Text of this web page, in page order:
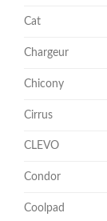
Cat
Chargeur
Chicony
Cirrus
CLEVO
Condor
Coolpad